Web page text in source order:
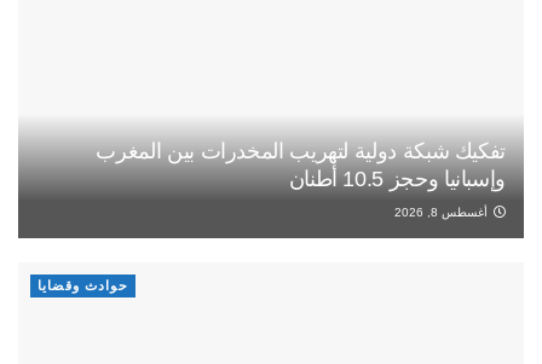
تفكيك شبكة دولية لتهريب المخدرات بين المغرب
وإسبانيا وحجز 10.5 أطنان
أغسطس 8, 2026
حوادث وقضايا